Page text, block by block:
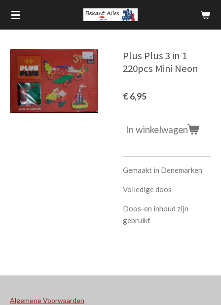
Ga
direct
hoofdinhoud
Plus Plus 3 in 1
220pcs Mini Neon
€ 6,95
In winkelwagen
Gemaakt in Denemarken
Volledige doos
Doos-en inhoud zijn
gebruikt
Algemene Voorwaarden